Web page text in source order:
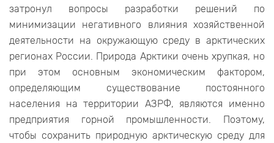
затронул вопросы разработки решений по
минимизации негативного влияния хозяйственной
деятельности на окружающую среду в арктических
регионах России. Природа Арктики очень хрупкая, но
при этом основным экономическим фактором,
определяющим существование постоянного
населения на территории АЗРФ, являются именно
предприятия горной промышленности. Поэтому,
чтобы сохранить природную арктическую среду для